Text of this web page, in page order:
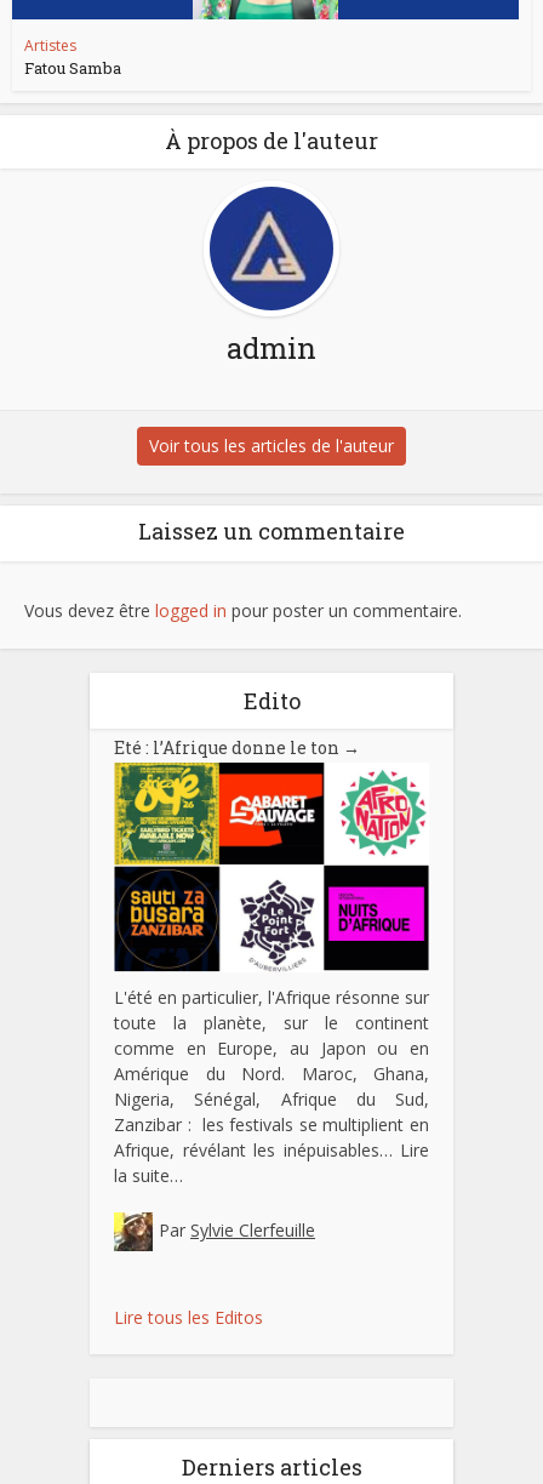
Artistes
Fatou Samba
À propos de l'auteur
admin
Voir tous les articles de l'auteur
Laissez un commentaire
Vous devez être logged in pour poster un commentaire.
Edito
Eté : l’Afrique donne le ton →
L'été en particulier, l'Afrique résonne sur
toute la planète, sur le continent
comme en Europe, au Japon ou en
Amérique du Nord. Maroc, Ghana,
Nigeria, Sénégal, Afrique du Sud,
Zanzibar : les festivals se multiplient en
Afrique, révélant les inépuisables… Lire
la suite…
Par Sylvie Clerfeuille
Lire tous les Editos
Derniers articles